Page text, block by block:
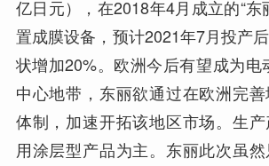
亿日元），在2018年4月成立的“东
置成膜设备，预计2021年7月投产
状增加20%。欧洲今后有望成为电
中心地带，东丽欲通过在欧洲完
体制，加速开拓该地区市场。生
用涂层型产品为主。东丽此次虽